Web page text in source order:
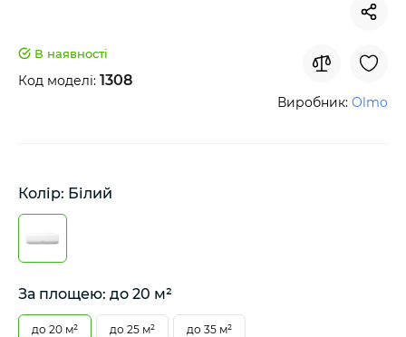
В наявності
Код моделі: 1308
Виробник: Olmo
Колір: Білий
За площею: до 20 м²
до 20 м² до 25 м² до 35 м²